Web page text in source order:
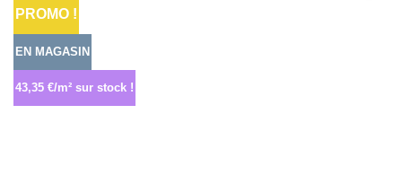
PROMO !
EN MAGASIN
43,35 €/m² sur stock !